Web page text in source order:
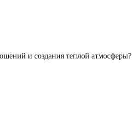
и создания теплой атмосферы?